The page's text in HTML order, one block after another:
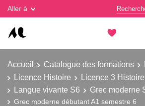
Aller à
Accueil Catalogue des formations
Licence Histoire
Licence 3
Langue vivante S6
Grec moderne
Grec moderne débutant A1 semestre 6
Gestion des cookies